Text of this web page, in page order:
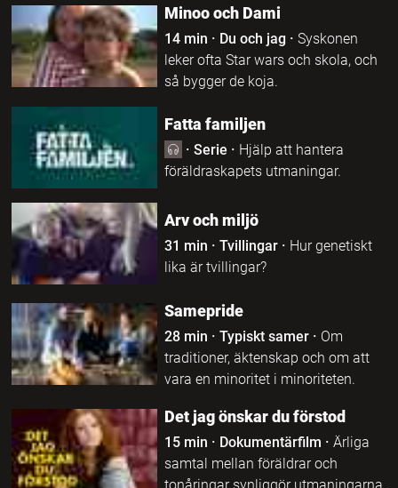
Minoo och Dami
14 min · Du och jag · Syskonen
leker ofta Star wars och skola, och
så bygger de koja.
Fatta familjen
· Serie · Hjälp att hantera
föräldraskapets utmaningar.
Arv och miljö
31 min · Tvillingar· Hur genetiskt
lika är tvillingar?
Samepride
28 min · Typiskt samer· Om
traditioner, äktenskap och om att
vara en minoritet i minoriteten.
Det jag önskar du förstod
15 min · Dokumentärfilm · Ärliga
samtal mellan föräldrar och
tonåringar synliggör utmaningarna.